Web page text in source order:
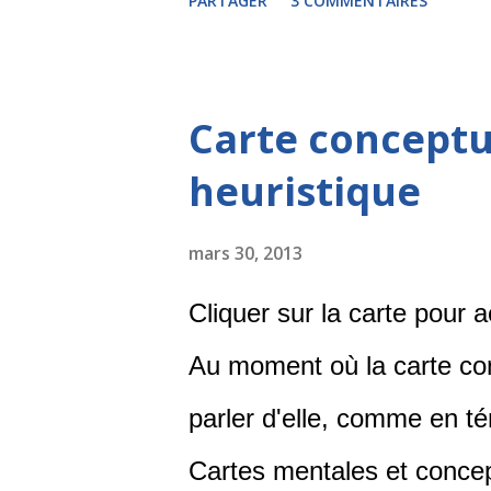
être téléchargée au
(pour iPad) ou encore
concepts les plus
contenu. Il est
simplifier les branches
Quoi qu'il en soit, ceci
rapproche à grand pas
Carte
heuristique
mars 30, 2013
Cliquer sur la carte pour
Au moment où la carte
parler d'elle, comme en
Cartes mentales et